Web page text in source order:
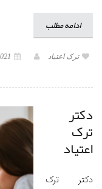
ادامه مطلب
ترک اعتیاد
دکتر
ترک
اعتیاد
دکتر ترک